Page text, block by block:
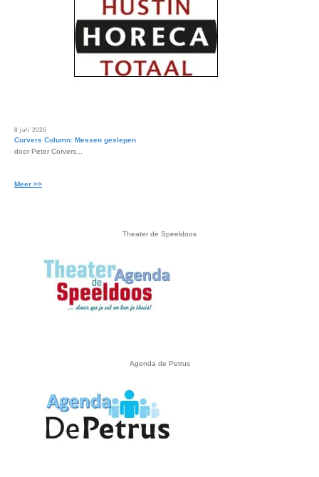
8 juli 2026
Corvers Column: Messen geslepen
door Peter Corvers...
Meer >>
Theater de Speeldoos
Agenda de Petrus